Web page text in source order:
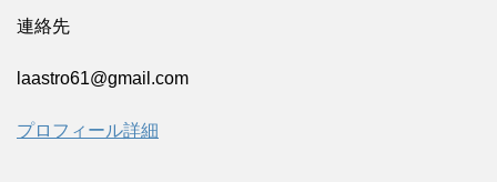
連絡先
laastro61@gmail.com
プロフィール詳細